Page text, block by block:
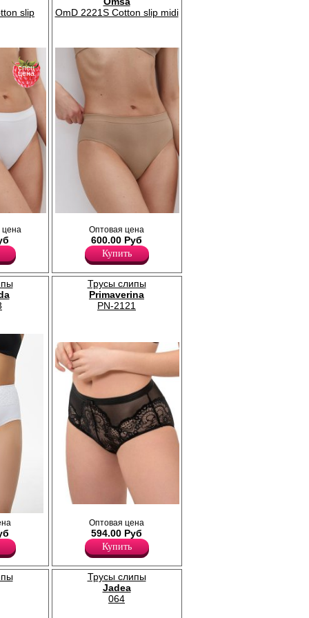
Хлопок 5%
slip
спец
цена
цена
OmD 2221S Cotton slip midi
высококачественного хлопка, со средней
линией талии, широкой боковой частью,
гладкие, бесшовные, с х/б ластовицей.
Полиамид 21%
Хлопок 72%
Эластан 7%
Оптовая цена
600.00 Руб
Купить
и
важная
то
Трусы слипы
Primaverina
PN-2121
Трусы- брифы женские из эластичного
кружева и сеточки, средняя линия талии,
широкая боковая часть, х/б ластовица.
Полиамид 80%
Хлопок 5%
Оптовая цена
594.00 Руб
Купить
Трусы слипы
Jadea
064